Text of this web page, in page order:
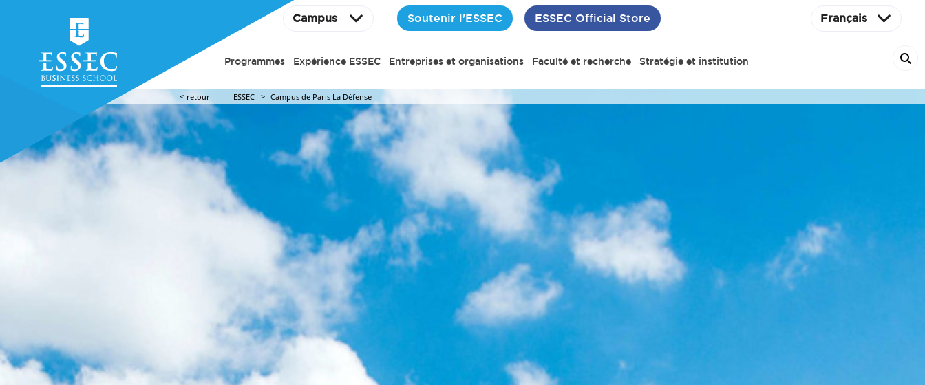
Campus Soutenir l'ESSEC ESSEC Official Store Français
Programmes Expérience ESSEC Entreprises et organisations Faculté et recherche Stratégie et institution
retour ESSEC Campus de Paris La Défense